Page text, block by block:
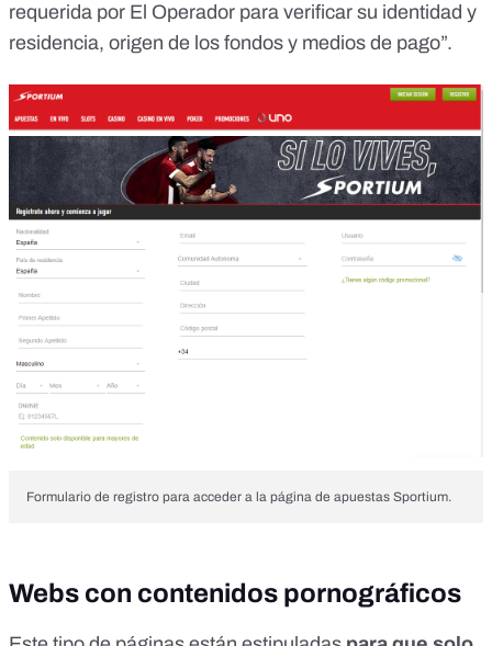
requerida por El Operador para verificar su identidad y
residencia, origen de los fondos y medios de pago”.
Formulario de registro para acceder a la página de apuestas Sportium.
Webs con contenidos pornográficos